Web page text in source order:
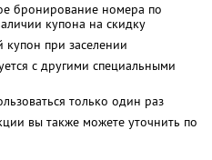
бронирование номера по
купона на скидку
купон при заселении
с другими специальными
только один раз
вы также можете уточнить по